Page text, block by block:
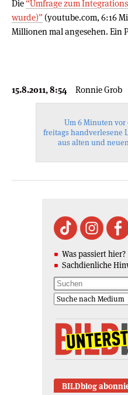
Die “Umfrage zum
wurde)” (youtube.com, 6:16
Millionen mal angesehen. Ein
15.8.2011, 8:54 Ronnie Grob
Um 6 Minuten
freitags handverlesene
aus alten und
Was passiert hier?
Sachdienliche
BILDblog